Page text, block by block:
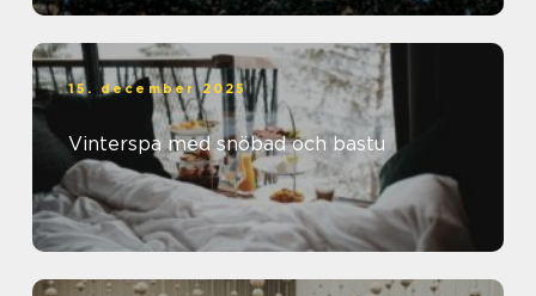
15. december 2025
Vinterspa med snöbad och bastu